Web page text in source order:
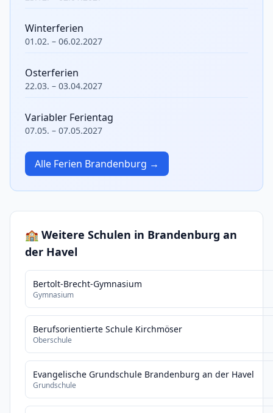
Winterferien
01.02. – 06.02.2027
Osterferien
22.03. – 03.04.2027
Variabler Ferientag
07.05. – 07.05.2027
Alle Ferien Brandenburg →
🏫 Weitere Schulen in Brandenburg an
der Havel
Bertolt-Brecht-Gymnasium
Gymnasium
Berufsorientierte Schule Kirchmöser
Oberschule
Evangelische Grundschule Brandenburg an der Havel
Grundschule